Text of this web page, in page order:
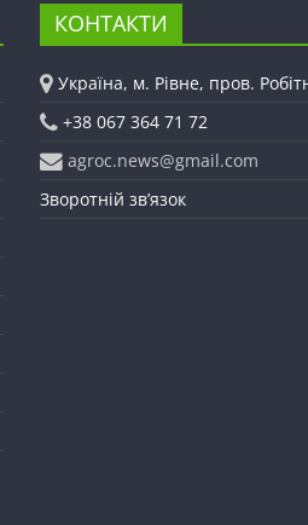
КОНТАКТИ
Україна, м. Рівне, пров.
+38 067 364 71 72
agroc.news@gmail.com
Зворотній зв’язок